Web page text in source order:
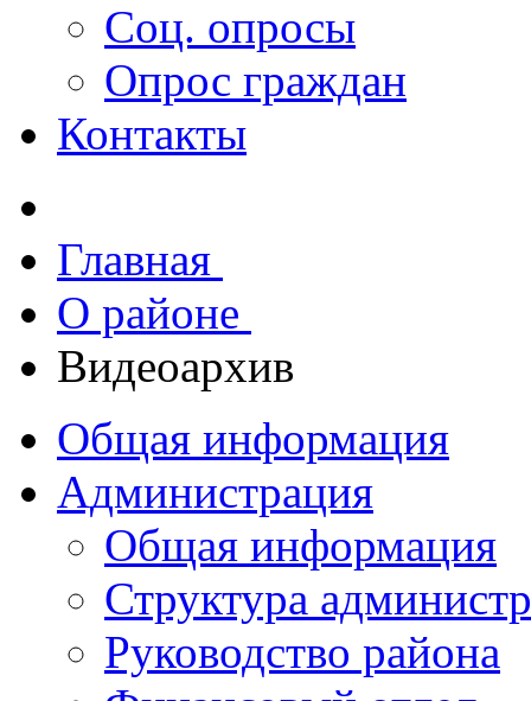
Соц. опросы
Опрос граждан
Контакты
Главная
О районе
Видеоархив
Общая информация
Администрация
Общая информация
Структура
Руководство района